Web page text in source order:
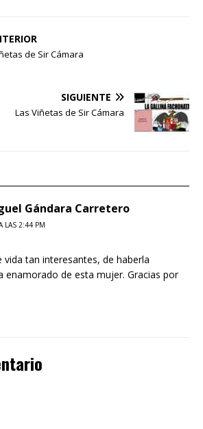
de Sir Cámara
SIGUIENTE
Las Viñetas de Sir Cámara
Gándara Carretero
LAS 2:44 PM
vida tan interesantes, de haberla
enamorado de esta mujer. Gracias por